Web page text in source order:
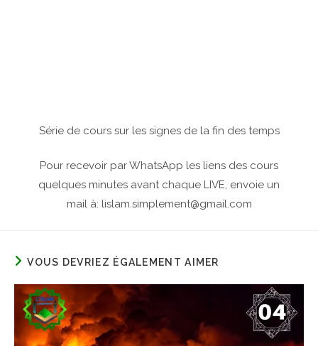
Série de cours sur les signes de la fin des temps
Pour recevoir par WhatsApp les liens des cours
quelques minutes avant chaque LIVE, envoie un
mail à: lislam.simplement@gmail.com
VOUS DEVRIEZ ÉGALEMENT AIMER